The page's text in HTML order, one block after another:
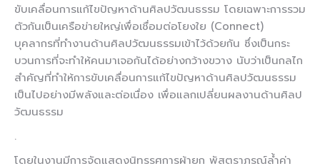
ขับเคลื่อนการแก้ไขปัญหาด้านศิลปวัฒนธรรม โดยเฉพาะการรวม
ตัวกันเป็นเครือข่ายใหญ่เพื่อเชื่อมต่อโยงใย (Connect)
บุคลากรที่ทำงานด้านศิลปวัฒนธรรมเข้าไว้ด้วยกัน ซึ่งเป็นกระ
บวนการที่จะทำให้คนมาเจอกันได้อย่างกว้างขวาง นับว่าเป็นกลไก
สำคัญที่ทำให้การขับเคลื่อนการแก้ไขปัญหาด้านศิลปวัฒนธรรม
เป็นไปอย่างมีพลังและต่อเนื่อง เพื่อแลกเปลี่ยนผลงานด้านศิลป
วัฒนธรรม
.
โดยในงานมีการจัดแสดงนิทรรศการผ้ายก พัสตราภรณ์ล้ำค่า